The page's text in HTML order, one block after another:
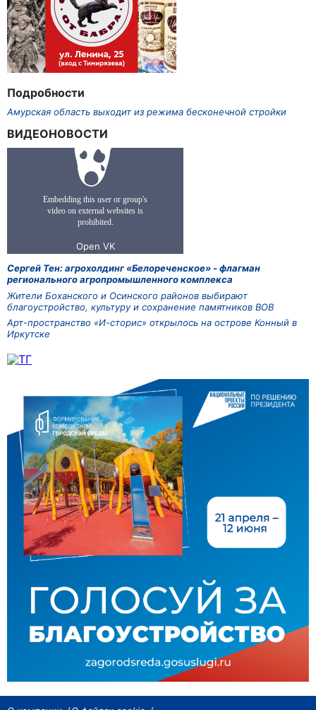
Подробности
Амурская область выходит из режима бесконечной стройки
ВИДЕОНОВОСТИ
Сергей Тен: агрохолдинг «Белореченское» - флагман
регионального агропромышленного комплекса
Жители Боханского и Осинского районов выбирают
благоустройство, культуру и сохранение памятников ВОВ
Арт-пространство «И-сторис» открылось на острове Конный в
Иркутске